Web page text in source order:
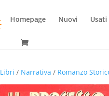
Homepage Nuovi Usati
Libri / Narrativa / Romanzo